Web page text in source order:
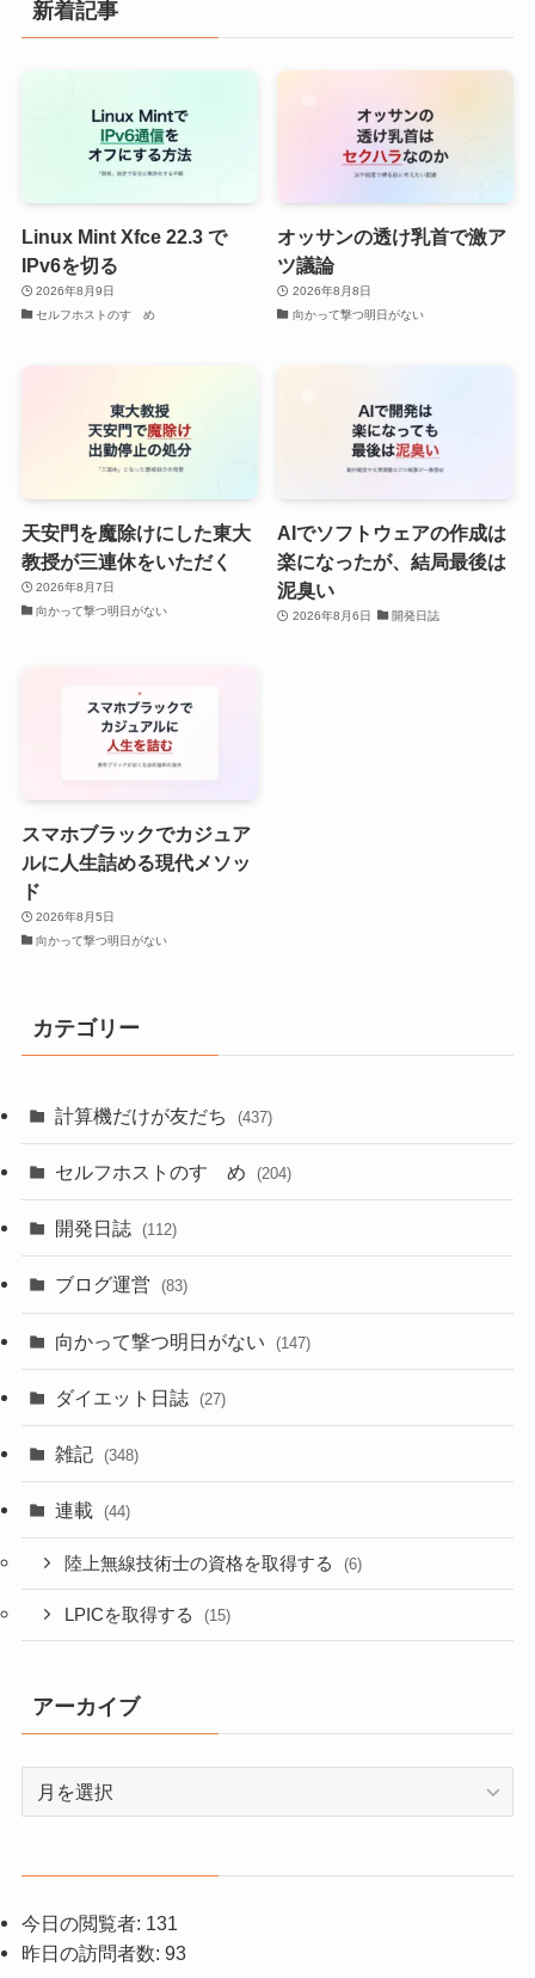
新着記事
Linux Mint Xfce 22.3 で
IPv6を切る
2026年8月9日
セルフホストのすゝめ
オッサンの透け乳首で激ア
ツ議論
2026年8月8日
向かって撃つ明日がない
天安門を魔除けにした東大
教授が三連休をいただく
2026年8月7日
向かって撃つ明日がない
AIでソフトウェアの作成は
楽になったが、結局最後は
泥臭い
2026年8月6日 開発日誌
スマホブラックでカジュア
ルに人生詰める現代メソッ
ド
2026年8月5日
向かって撃つ明日がない
カテゴリー
計算機だけが友だち (437)
セルフホストのすゝめ (204)
開発日誌 (112)
ブログ運営 (83)
向かって撃つ明日がない (147)
ダイエット日誌 (27)
雑記 (348)
連載 (44)
陸上無線技術士の資格を取得する (6)
LPICを取得する (15)
アーカイブ
今日の閲覧者: 131
昨日の訪問者数: 93